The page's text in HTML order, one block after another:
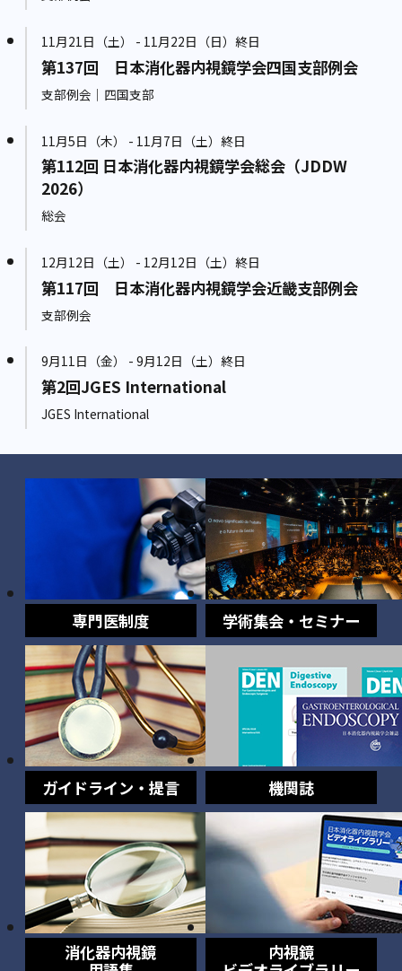
11月21日（土） - 11月22日（日）終日
第137回 日本消化器内視鏡学会四国支部例会
支部例会｜四国支部
11月5日（木） - 11月7日（土）終日
第112回 日本消化器内視鏡学会総会（JDDW
2026）
総会
12月12日（土） - 12月12日（土）終日
第117回 日本消化器内視鏡学会近畿支部例会
支部例会
9月11日（金） - 9月12日（土）終日
第2回JGES International
JGES International
専門医制度 学術集会・セミナー
ガイドライン・提言 機関誌
消化器内視鏡
内視鏡